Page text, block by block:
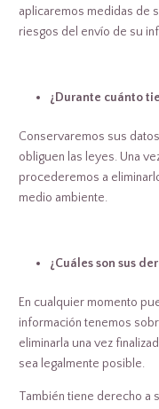
aplicaremos medidas de
riesgos del envío de su
¿Durante cuánto
Conservaremos sus
obliguen las leyes. Una
procederemos a
medio ambiente.
¿Cuáles son sus
En cualquier momento
información tenemos
eliminarla una vez
sea legalmente posible.
También tiene derecho a